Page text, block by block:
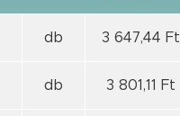
db 3 647,44 Ft
db 3 801,11 Ft